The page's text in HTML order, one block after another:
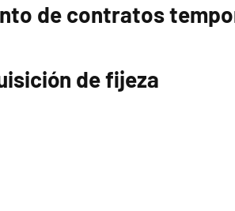
de contratos
de fijeza